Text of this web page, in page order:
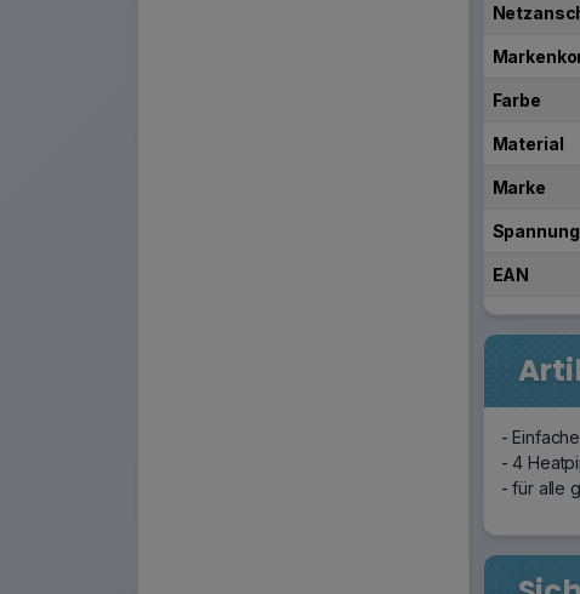
Farbe
Material
Marke
Spannung
EAN
-
- 4
- für alle